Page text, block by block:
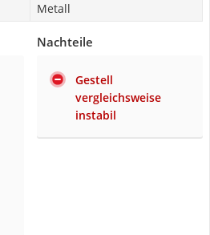
Metall
Nachteile
Gestell
vergleichsweise
instabil